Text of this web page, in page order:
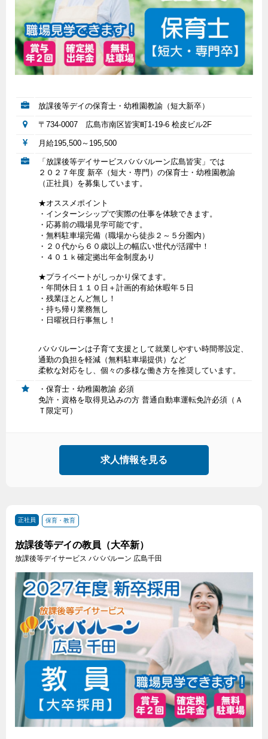
放課後等デイの保育士・幼稚園教諭（短大新卒）
〒734-0007 広島市南区皆実町1-19-6 桧皮ビル2F
月給195,500～195,500
「放課後等デイサービスバババルーン広島皆実」では
２０２７年度 新卒（短大・専門）の保育士・幼稚園教諭
（正社員）を募集しています。
★オススメポイント
・インターンシップで実際の仕事を体験できます。
・応募前の職場見学可能です。
・無料駐車場完備（職場から徒歩２～５分圏内）
・２０代から６０歳以上の幅広い世代が活躍中！
・４０１ｋ確定拠出年金制度あり
★プライベートがしっかり保てます。
・年間休日１１０日＋計画的有給休暇年５日
・残業ほとんど無し！
・持ち帰り業務無し
・日曜祝日行事無し！
バババルーンは子育て支援として就業しやすい時間帯設定、
通勤の負担を軽減（無料駐車場提供）など
柔軟な対応をし、個々の多様な働き方を推奨しています。
・保育士・幼稚園教諭 必須
免許・資格を取得見込みの方 普通自動車運転免許必須（Ａ
Ｔ限定可）
求人情報を見る
正社員 保育・教育
放課後等デイの教員（大卒新）
放課後等デイサービス バババルーン 広島千田